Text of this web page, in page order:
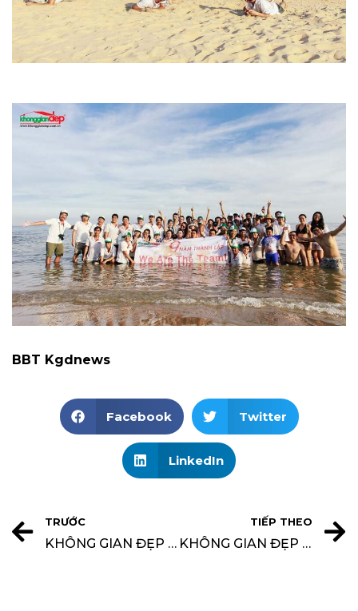
BBT Kgdnews
Facebook Twitter
LinkedIn
TRƯỚC
KHÔNG GIAN ĐẸP TUYỂN DỤNG NHIỀU VỊ TRÍ
TIẾP THEO
KHÔNG GIAN ĐẸP TRAO TẶNG 4 TỦ SÁCH YÊU THƯƠNG ĐẾN CÁC EM HỌC SINH ĐẢO PHÚ QUỐC